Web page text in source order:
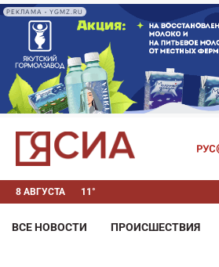
РЕКЛАМА • YGMZ.RU
8 АВГУСТА 11°
ВСЕ НОВОСТИ ПРОИСШЕСТВИЯ